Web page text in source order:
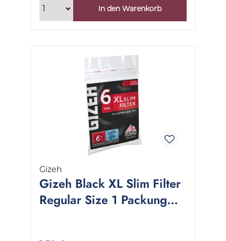
In den Warenkorb
Gizeh
Gizeh Black XL Slim Filter
Regular Size 1 Packung